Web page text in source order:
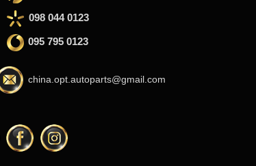
098 044 0123
095 795 0123
china.opt.autoparts@gmail.com